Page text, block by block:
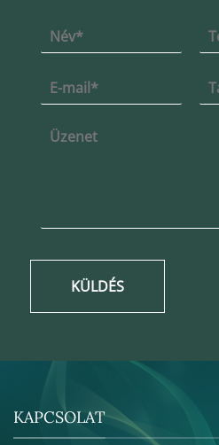
KÜLDÉS
KAPCSOLAT